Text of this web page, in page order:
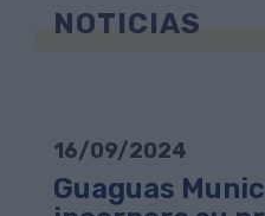
NOTICIAS
16/09/2024
Guaguas